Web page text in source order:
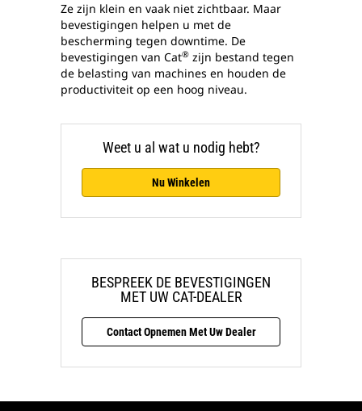
Ze zijn klein en vaak niet zichtbaar. Maar
bevestigingen helpen u met de
bescherming tegen downtime. De
bevestigingen van Cat® zijn bestand tegen
de belasting van machines en houden de
productiviteit op een hoog niveau.
Weet u al wat u nodig hebt?
Nu Winkelen
BESPREEK DE BEVESTIGINGEN
MET UW CAT-DEALER
Contact Opnemen Met Uw Dealer